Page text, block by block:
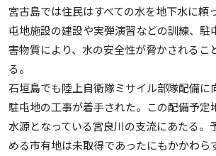
宮古島では住民はすべての水を地下水に頼
屯地施設の建設や実弾演習などの訓練、駐
害物質により、水の安全性が脅かされるこ
る。
石垣島でも陸上自衛隊ミサイル部隊配備に
駐屯地の工事が着手された。この配備予定
水源となっている宮良川の支流にあたる。
める市有地は未取得であったにもかかわら